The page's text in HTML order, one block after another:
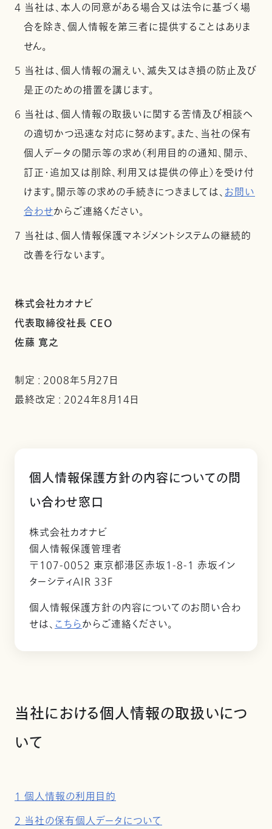
4 当社は、本人の同意がある場合又は法令に基づく場
合を除き、個人情報を第三者に提供することはありま
せん。
5 当社は、個人情報の漏えい、滅失又はき損の防止及び
是正のための措置を講じます。
6 当社は、個人情報の取扱いに関する苦情及び相談へ
の適切かつ迅速な対応に努めます。また、当社の保有
個人データの開示等の求め（利用目的の通知、開示、
訂正・追加又は削除、利用又は提供の停止）を受け付
けます。開示等の求めの手続きにつきましては、お問い
合わせからご連絡ください。
7 当社は、個人情報保護マネジメントシステムの継続的
改善を行ないます。
株式会社カオナビ
代表取締役社長 CEO
佐藤 寛之
制定 : 2008年5月27日
最終改定 : 2024年8月14日
個人情報保護方針の内容についての問
い合わせ窓口
株式会社カオナビ
個人情報保護管理者
〒107-0052 東京都港区赤坂1-8-1 赤坂イン
ターシティAIR 33F
個人情報保護方針の内容についてのお問い合わ
せは、こちらからご連絡ください。
当社における個人情報の取扱いにつ
いて
1 個人情報の利用目的
2 当社の保有個人データについて